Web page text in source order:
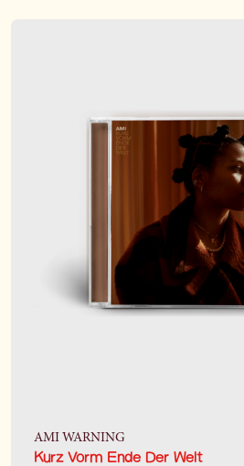
AMI WARNING
Kurz Vorm Ende Der Welt